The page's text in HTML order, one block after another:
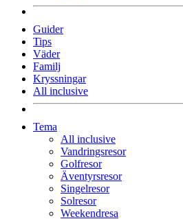
Guider
Tips
Väder
Familj
Kryssningar
All inclusive
Tema
All inclusive
Vandringsresor
Golfresor
Äventyrsresor
Singelresor
Solresor
Weekendresa